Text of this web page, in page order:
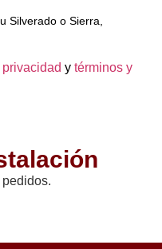
Silverado o Sierra,
y términos y